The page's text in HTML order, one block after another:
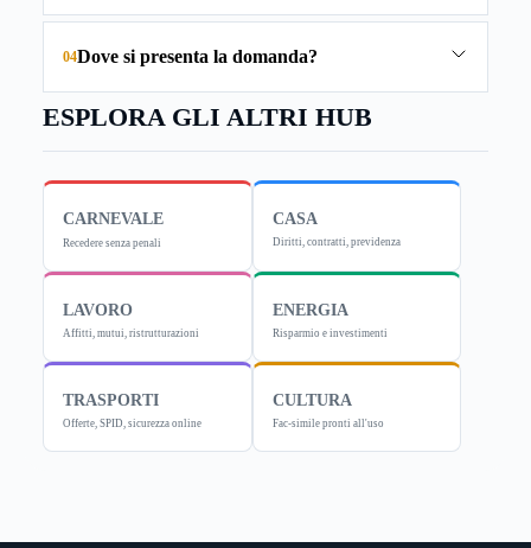
04Dove si presenta la domanda?
ESPLORA GLI ALTRI HUB
CARNEVALE
Recedere senza penali
CASA
Diritti, contratti, previdenza
LAVORO
Affitti, mutui, ristrutturazioni
ENERGIA
Risparmio e investimenti
TRASPORTI
Offerte, SPID, sicurezza online
CULTURA
Fac-simile pronti all'uso